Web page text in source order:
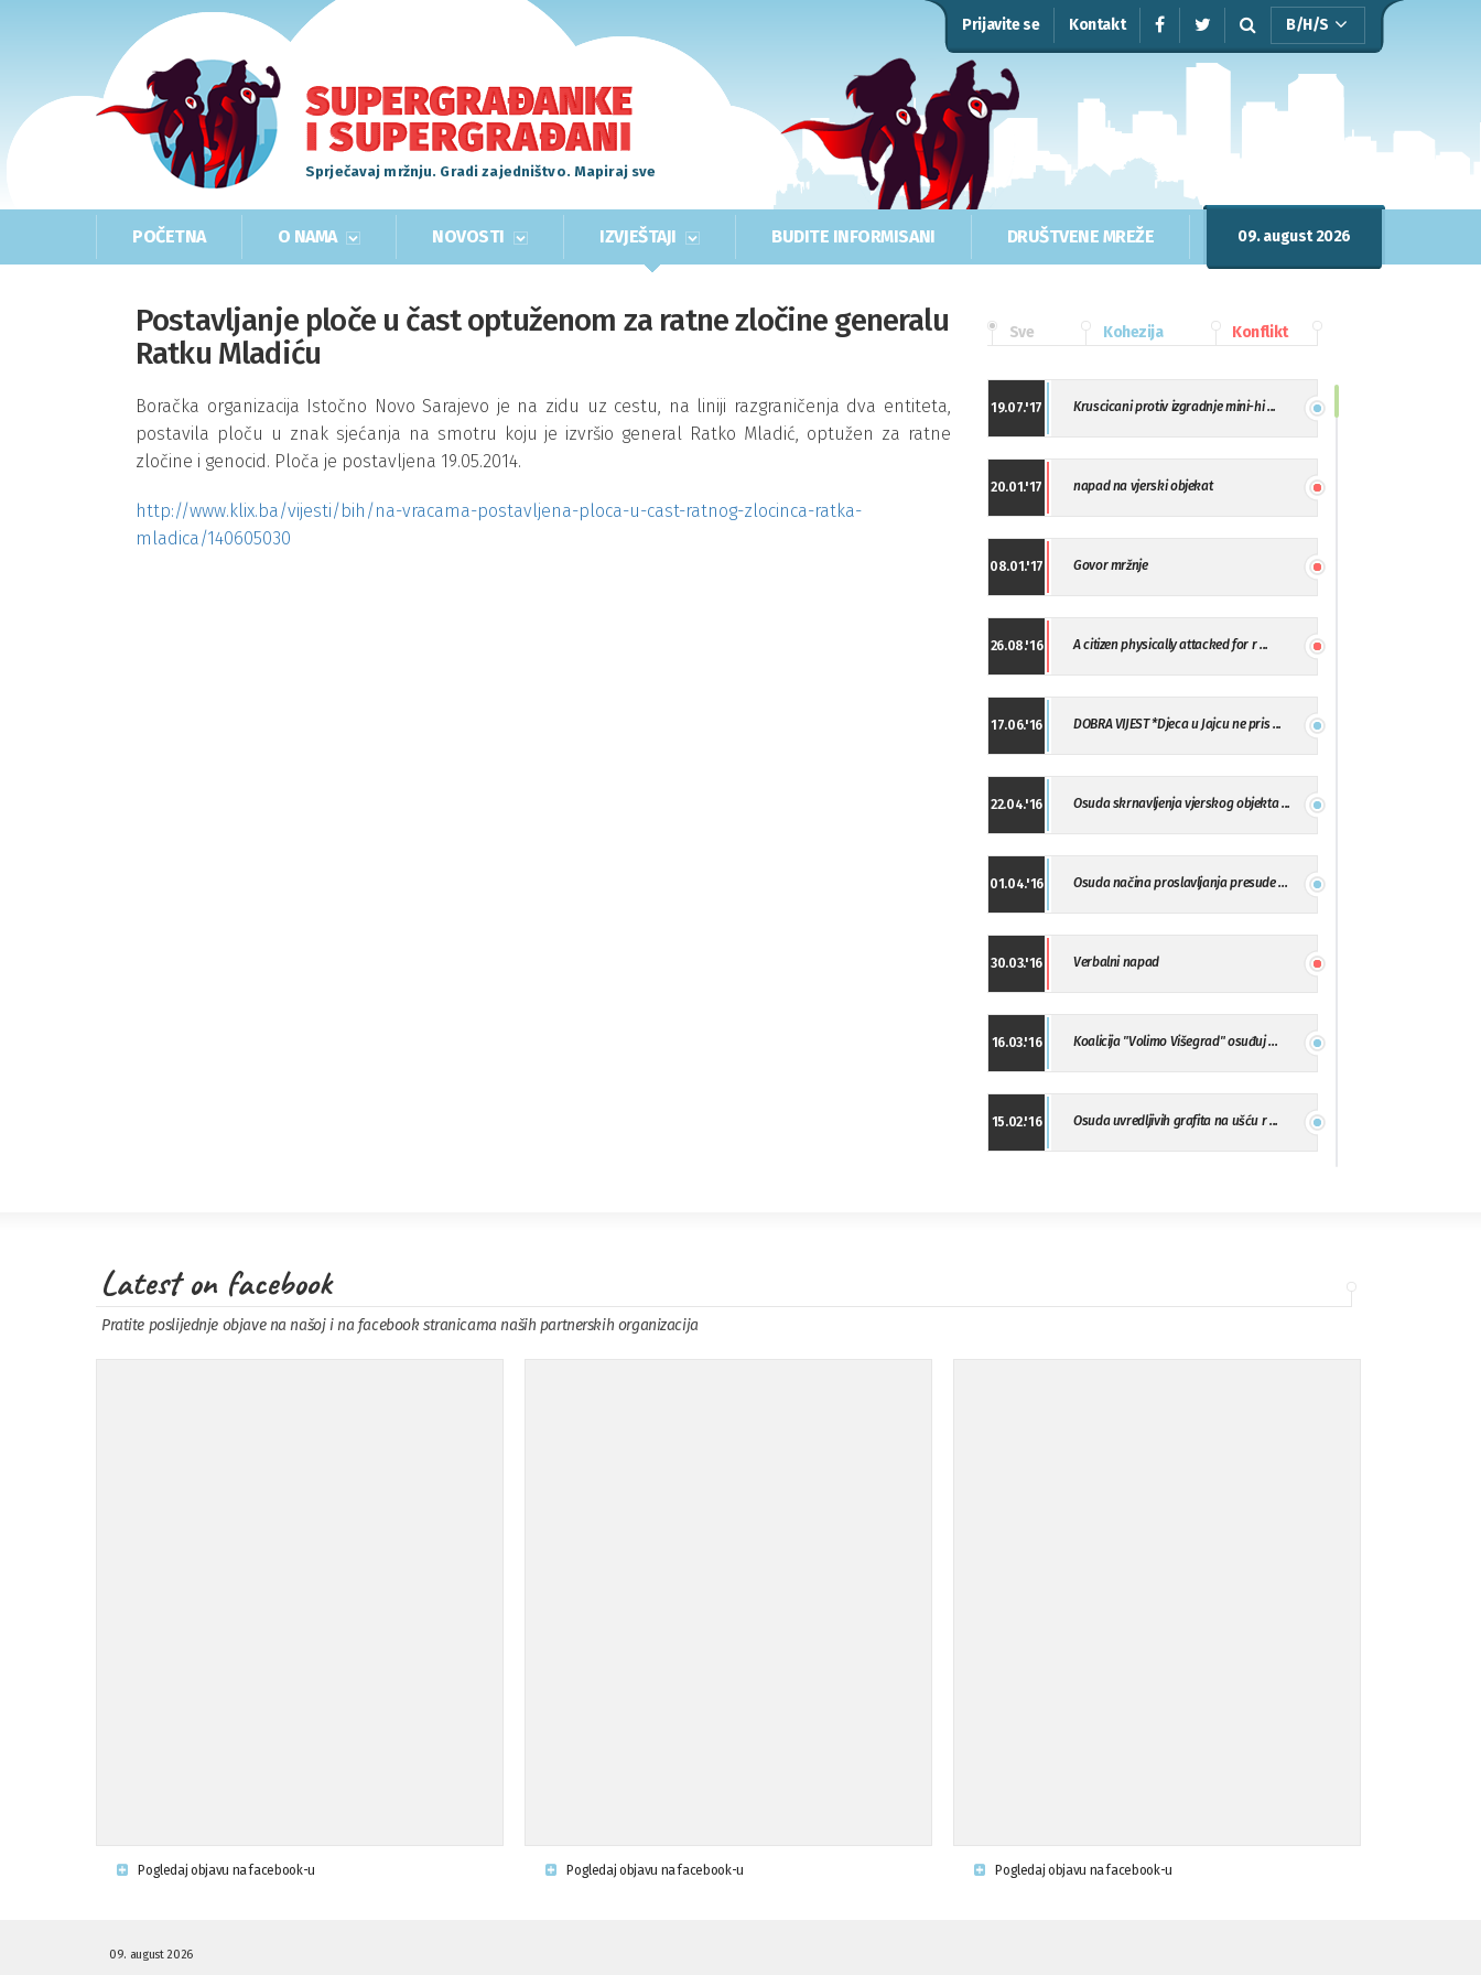
Prijavite se Kontakt B/H/S
Sprječavaj mržnju. Gradi zajedništvo. Mapiraj sve
POČETNA O NAMA NOVOSTI IZVJEŠTAJI BUDITE INFORMISANI DRUŠTVENE MREŽE 09. august 2026
Postavljanje ploče u čast optuženom za ratne zločine generalu
Ratku Mladiću
Boračka organizacija Istočno Novo Sarajevo je na zidu uz cestu, na liniji razgraničenja dva entiteta,
postavila ploču u znak sjećanja na smotru koju je izvršio general Ratko Mladić, optužen za ratne
zločine i genocid. Ploča je postavljena 19.05.2014.
http://www.klix.ba/vijesti/bih/na-vracama-postavljena-ploca-u-cast-ratnog-zlocinca-ratka-
mladica/140605030
Sve Kohezija Konflikt
19.07.'17 Kruscicani protiv izgradnje mini-hi ...
20.01.'17 napad na vjerski objekat
08.01.'17 Govor mržnje
26.08.'16 A citizen physically attacked for r ...
17.06.'16 DOBRA VIJEST *Djeca u Jajcu ne pris ...
22.04.'16 Osuda skrnavljenja vjerskog objekta ...
01.04.'16 Osuda načina proslavljanja presude ...
30.03.'16 Verbalni napad
16.03.'16 Koalicija "Volimo Višegrad" osuđuj ...
15.02.'16 Osuda uvredljivih grafita na ušću r ...
09.11.'15 Osuda incidenta tokom dženaze na Pe ...
Latest on facebook
Pratite poslijednje objave na našoj i na facebook stranicama naših partnerskih organizacija
Pogledaj objavu na facebook-u Pogledaj objavu na facebook-u Pogledaj objavu na facebook-u
09. august 2026